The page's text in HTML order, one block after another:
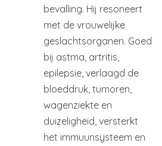
bevalling. Hij resoneert
met de vrouwelijke
geslachtsorganen. Goed
bij astma, artritis,
epilepsie, verlaagd de
bloeddruk, tumoren,
wagenziekte en
duizeligheid, versterkt
het immuunsysteem en